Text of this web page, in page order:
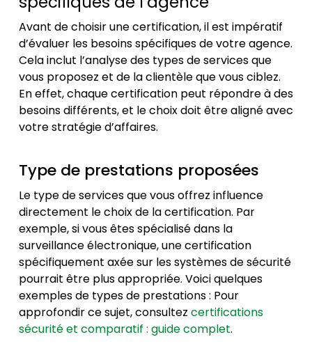
Avant de choisir une certification, il est impératif
d’évaluer les besoins spécifiques de votre agence.
Cela inclut l’analyse des types de services que
vous proposez et de la clientèle que vous ciblez.
En effet, chaque certification peut répondre à des
besoins différents, et le choix doit être aligné avec
votre stratégie d’affaires.
Type de prestations proposées
Le type de services que vous offrez influence
directement le choix de la certification. Par
exemple, si vous êtes spécialisé dans la
surveillance électronique, une certification
spécifiquement axée sur les systèmes de sécurité
pourrait être plus appropriée. Voici quelques
exemples de types de prestations : Pour
approfondir ce sujet, consultez certifications
sécurité et comparatif : guide complet.